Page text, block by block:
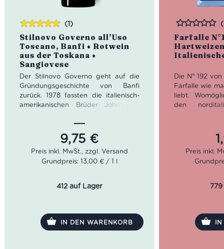
Stilnovo Governo all’Uso
Toscano, Banfi • Rotwein
aus der Toskana •
Sangiovese
(1)
Der Stilnovo Governo geht auf die
Gründungsgeschichte von Banfi
zurück. 1978 fassten die italienisch-
amerikanischen Brüder John und
gemeinsames Weingut zu gründen.
Die beiden Brüder hatten von
Beginn an die Vorstellung eines
hochmodernen Weinguts. Der
renommierte Önologe Enzio Rivella
nährstoffreich und das Mikroklima
Der Stilnovo Governo von Banfi legt
9,75 €
Bewertet
mit5.00 von
5
Grundpreis: 13,00 € / 1 l
412 auf Lager
IN DEN WARENKORB
Farfalle
Bewertet
Die N° 192
Farfalle wie
liebt.
den
mit Lachs
Farfalle von
bereiten.
IN